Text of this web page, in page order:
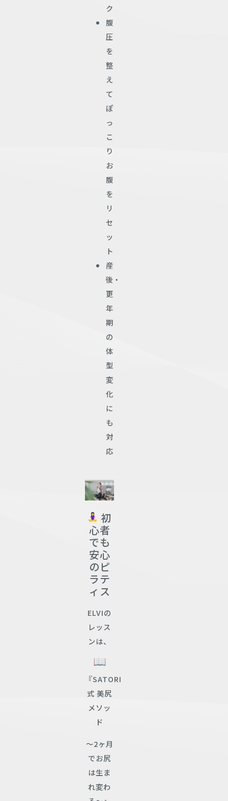
ク
腹
圧
を
整
え
て
ぽ
っ
こ
り
お
腹
を
リ
セ
ッ
ト
産
後・
更
年
期
の
体
型
変
化
に
も
対
応
初
心者
でも
安心
のピ
ラテ
ィス
ELVIの
レッス
ンは、
『SATORI
式 美尻
メソッ
ド
〜2ヶ月
でお尻
は生ま
れ変わ